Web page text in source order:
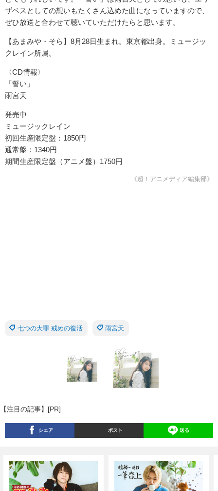
ザベスとしての想いもたくさん込めた曲になっていますので、
ぜひ放送と合わせて聴いていただけたらと思います。
【あまみや・そら】8月28日生まれ。東京都出身。ミュージッ
クレイン所属。
〈CD情報〉
「誓い」
雨宮天
発売中
ミュージックレイン
初回生産限定盤：1850円
通常盤：1340円
期間生産限定盤（アニメ盤）1750円
《超！アニメディア編集部》
七つの大罪 戒めの復活 雨宮天
【注目の記事】[PR]
シェア ポスト 送る